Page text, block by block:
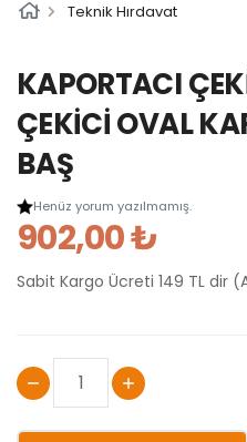
Teknik Hırdavat
KAPORTACI
ÇEKİCİ OVAL
BAŞ
Henüz yorum yazılmamış.
902,00 ₺
Sabit Kargo Ücreti 149 TL dir